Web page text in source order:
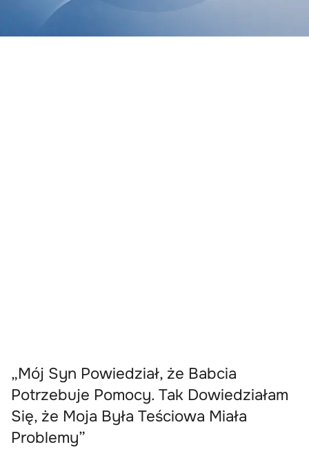
„Mój Syn Powiedział, że Babcia
Potrzebuje Pomocy. Tak Dowiedziałam
Się, że Moja Była Teściowa Miała
Problemy”